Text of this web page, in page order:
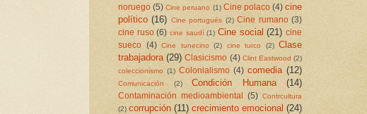
noruego (5) Cine peruano (1) Cine polaco (4) cine
político (16) Cine portugués (2) Cine rumano (3)
cine ruso (6) cine saudí (1) Cine social (21) cine
sueco
(4) Cine tunecino (2) cine turco (2) Clase
trabajadora (29) Clasicismo (4) Clint Eastwood (2)
coleccionismo (1) Colonialismo (4) comedia (12)
Comunicación (2) Condición Humana (14)
Contaminación medioambiental (5) Contrcultura
(2) corrupción (11) crecimiento emocional (24)